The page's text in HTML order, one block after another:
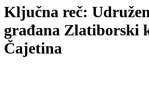
Ključna reč:
građana Zlatiborski
Čajetina